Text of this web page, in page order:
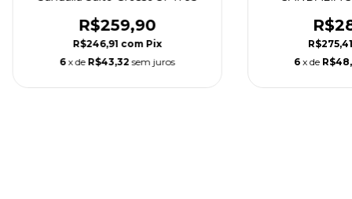
R$259,90
R$246,91 com Pix
6 x de R$43,32 sem juros
6 x de